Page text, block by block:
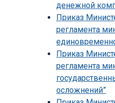
денежной
Приказ
регламента
Приказ
регламента
осложнений”